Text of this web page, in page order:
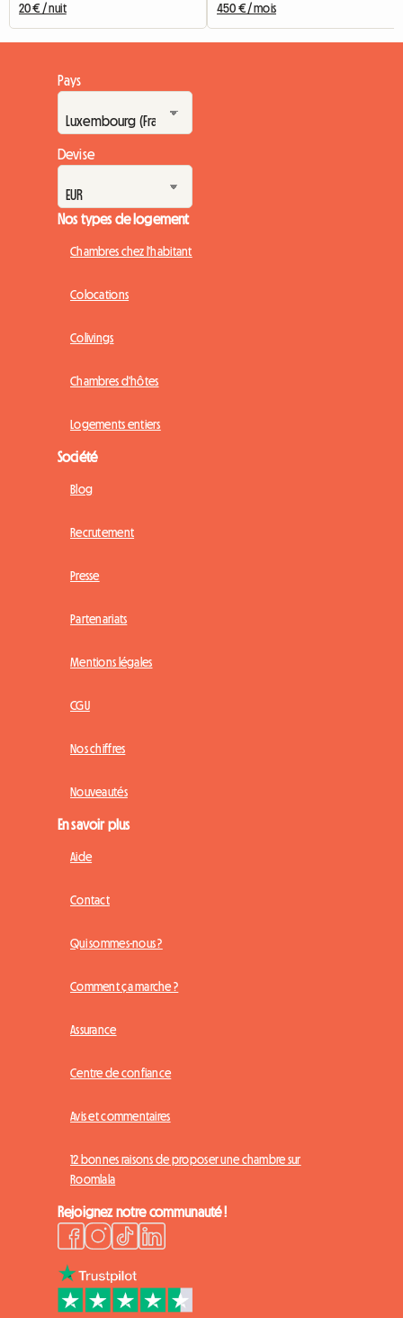
20 € / nuit 450 € / mois
Pays
Devise
Nos types de logement
Chambres chez l'habitant
Colocations
Colivings
Chambres d'hôtes
Logements entiers
Société
Blog
Recrutement
Presse
Partenariats
Mentions légales
CGU
Nos chiffres
Nouveautés
En savoir plus
Aide
Contact
Qui sommes-nous ?
Comment ça marche ?
Assurance
Centre de confiance
Avis et commentaires
12 bonnes raisons de proposer une chambre sur
Roomlala
Rejoignez notre communauté !